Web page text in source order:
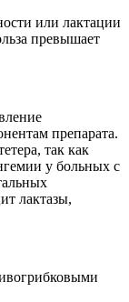
или лактации
превышает
препарата.
так как
у больных с
лактазы,